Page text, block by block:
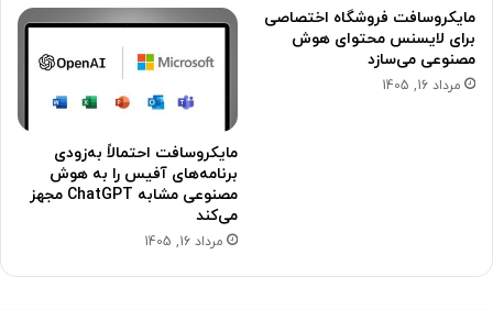
مایکروسافت فروشگاه اختصاصی
برای لایسنس محتوای هوش
مصنوعی می‌سازد
مرداد 16, 1405
مایکروسافت احتمالاً به‌زودی
برنامه‌های آفیس را به هوش
مصنوعی مشابه ChatGPT مجهز
می‌کند
مرداد 16, 1405